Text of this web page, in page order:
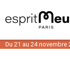
Du 21 au 24 novembre